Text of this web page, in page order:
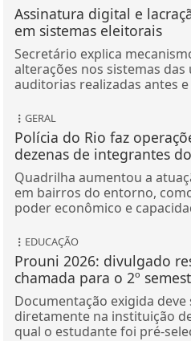
Assinatura digital e
em sistemas eleitorais
Secretário explica
alterações nos sistemas das
auditorias realizadas antes
GERAL
Polícia do Rio faz
dezenas de integrantes
Quadrilha aumentou a
em bairros do entorno,
poder econômico e
EDUCAÇÃO
Prouni 2026: divulgado
chamada para o 2º
Documentação exigida
diretamente na instituição
qual o estudante foi pré-